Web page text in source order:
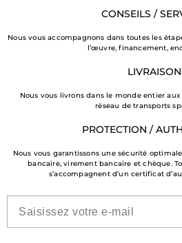
CONSEILS /
Nous vous accompagnons dans toutes les
l’œuvre, financement,
LIVRAISON
Nous vous livrons dans le monde entier
réseau de transports
PROTECTION /
Nous vous garantissons une sécurité
bancaire, virement bancaire et chèque.
s’accompagnent d’un certificat